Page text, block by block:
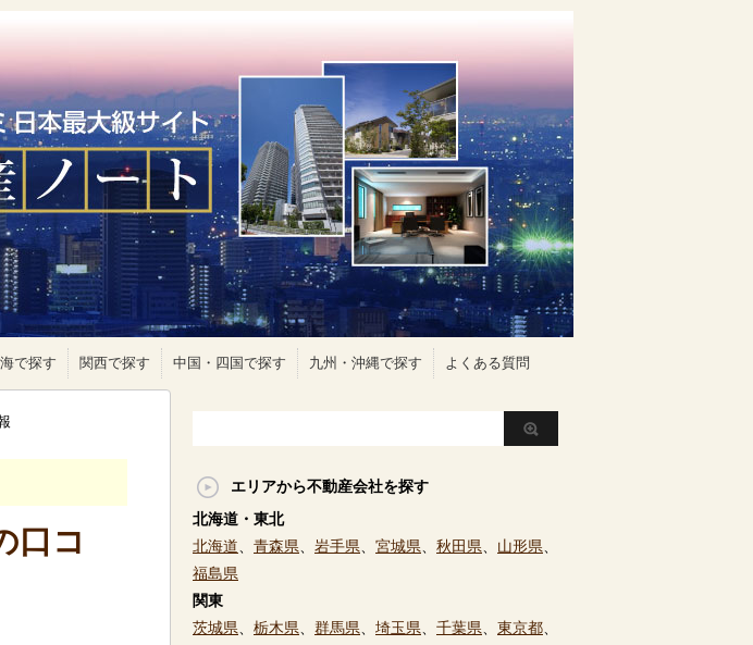
で探す 関西で探す 中国・四国で探す 九州・沖縄で探す よくある質問
口コ
エリアから不動産会社を探す
北海道・東北
北海道
青森県 岩手県 宮城県 秋田県 山形県
福島県
関東
茨城県
栃木県 群馬県 埼玉県 千葉県 東京都